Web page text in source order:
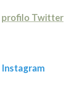
profilo Twitter
Instagram